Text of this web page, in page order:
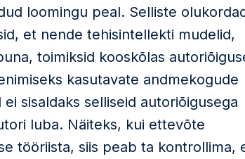
loomingu peal. Selliste
et nende tehisintellekti mudelid,
toimiksid kooskõlas
kasutavate andmekogude
sisaldaks selliseid autoriõigusega
luba. Näiteks, kui ettevõte
tööriista, siis peab ta kontrollima,